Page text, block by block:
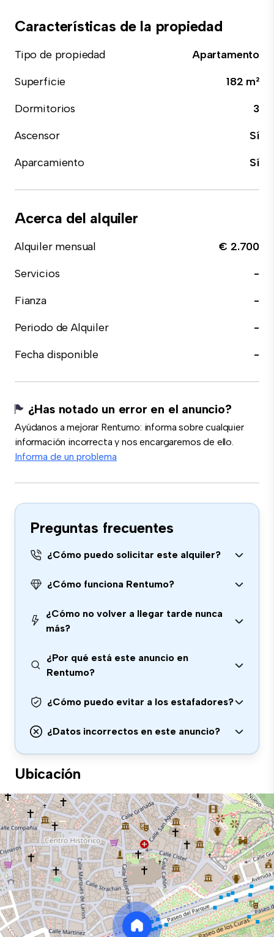
Características de la propiedad
Tipo de propiedad
Apartamento
Superficie
182 m²
Dormitorios
3
Ascensor
Sí
Aparcamiento
Sí
Acerca del alquiler
Alquiler mensual
€ 2.700
Servicios
-
Fianza
-
Periodo de Alquiler
-
Fecha disponible
-
¿Has notado un error en el anuncio?
Ayúdanos a mejorar Rentumo: informa sobre cualquier
información incorrecta y nos encargaremos de ello.
Informa de un problema
Preguntas frecuentes
¿Cómo puedo solicitar este alquiler?
¿Cómo funciona Rentumo?
¿Cómo no volver a llegar tarde nunca
más?
¿Por qué está este anuncio en
Rentumo?
¿Cómo puedo evitar a los estafadores?
¿Datos incorrectos en este anuncio?
Ubicación